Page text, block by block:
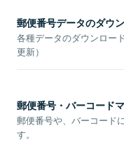
郵便番号データのダウ
各種データのダウンロー
更新）
郵便番号・バーコード
郵便番号や、バーコード
す。